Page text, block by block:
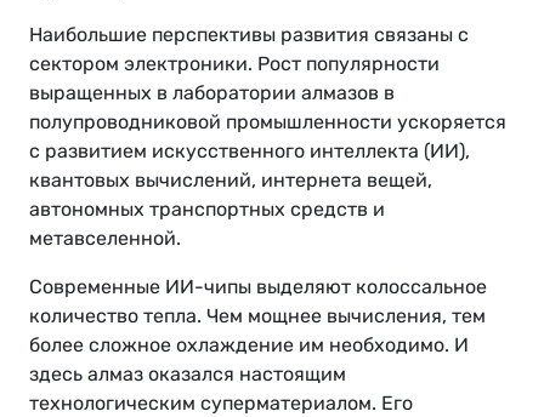
Наибольшие перспективы развития связаны с
сектором электроники. Рост популярности
выращенных в лаборатории алмазов в
полупроводниковой промышленности ускоряется
с развитием искусственного интеллекта (ИИ),
квантовых вычислений, интернета вещей,
автономных транспортных средств и
метавселенной.
Современные ИИ-чипы выделяют колоссальное
количество тепла. Чем мощнее вычисления, тем
более сложное охлаждение им необходимо. И
здесь алмаз оказался настоящим
технологическим суперматериалом. Его